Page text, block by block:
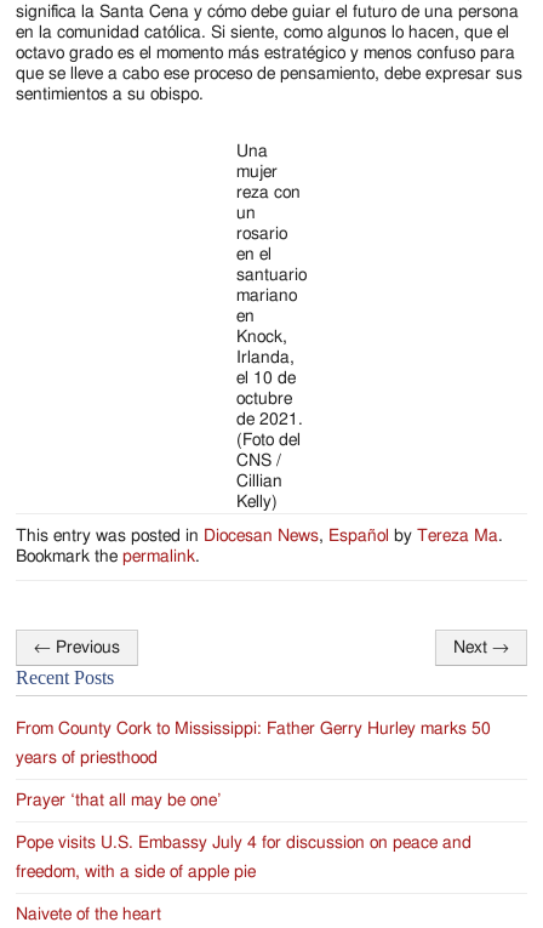
significa la Santa Cena y cómo debe guiar el futuro de una persona
en la comunidad católica. Si siente, como algunos lo hacen, que el
octavo grado es el momento más estratégico y menos confuso para
que se lleve a cabo ese proceso de pensamiento, debe expresar sus
sentimientos a su obispo.
Una
mujer
reza con
un
rosario
en el
santuario
mariano
en
Knock,
Irlanda,
el 10 de
octubre
de 2021.
(Foto del
CNS /
Cillian
Kelly)
This entry was posted in Diocesan News, Español by Tereza Ma.
Bookmark thepermalink.
Post
navigation
← Previous Next →
Recent Posts
From County Cork to Mississippi: Father Gerry Hurley marks 50
years of priesthood
Prayer ‘that all may be one’
Pope visits U.S. Embassy July 4 for discussion on peace and
freedom, with a side of apple pie
Naivete of the heart